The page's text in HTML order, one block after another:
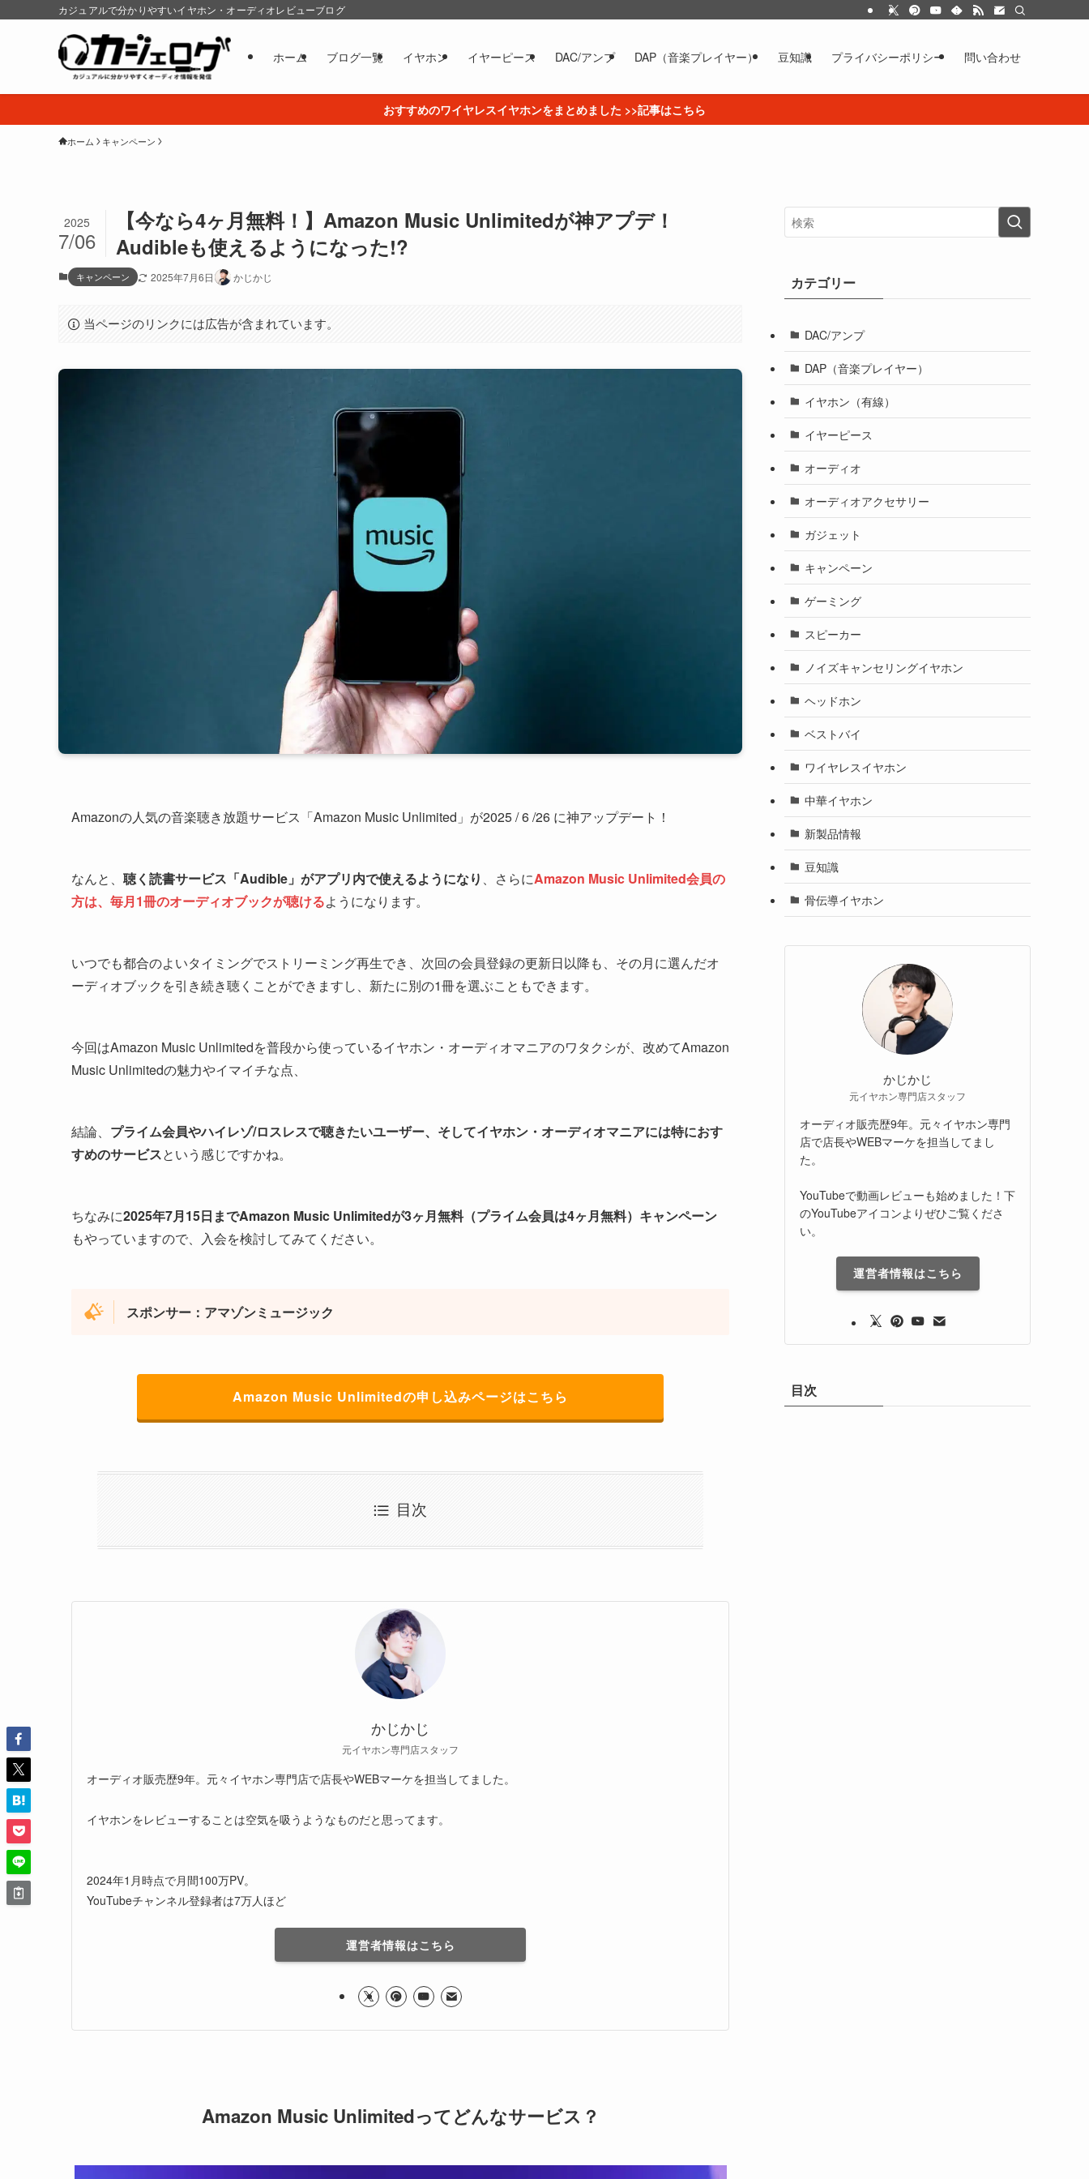
カジュアルで分かりやすいイヤホン・オーディオレビューブログ
ホーム ブログ一覧 イヤホン イヤーピース DAC/アンプ DAP（音楽プレイヤー） 豆知識 プライバシーポリシー 問い合わせ
おすすめのワイヤレスイヤホンをまとめました >>記事はこちら
ホーム キャンペーン
【今なら4ヶ月無料！】Amazon Music Unlimitedが神アプデ！
Audibleも使えるようになった!?
2025
7/06
キャンペーン 2025年7月6日 かじかじ
当ページのリンクには広告が含まれています。
Amazonの人気の音楽聴き放題サービス「Amazon Music Unlimited」が2025 / 6 /26 に神アップデート！
なんと、 聴く読書サービス「Audible」がアプリ内で使えるようになり 、さらにAmazon Music Unlimited会員の
方は、毎月1冊のオーディオブックが聴けるようになります。
いつでも都合のよいタイミングでストリーミング再生でき、次回の会員登録の更新日以降も、その月に選んだオ
ーディオブックを引き続き聴くことができますし、新たに別の1冊を選ぶこともできます。
今回はAmazon Music Unlimitedを普段から使っているイヤホン・オーディオマニアのワタクシが、改めてAmazon
Music Unlimitedの魅力やイマイチな点、
結論、 プライム会員やハイレゾ/ロスレスで聴きたいユーザー、そしてイヤホン・オーディオマニアには特におす
すめのサービスという感じですかね。
ちなみに2025年7月15日までAmazon Music Unlimitedが3ヶ月無料（プライム会員は4ヶ月無料）キャンペーン
もやっていますので、入会を検討してみてください。
スポンサー：アマゾンミュージック
Amazon Music Unlimitedの申し込みページはこちら
目次
かじかじ
元イヤホン専門店スタッフ
オーディオ販売歴9年。元々イヤホン専門店で店長やWEBマーケを担当してました。
イヤホンをレビューすることは空気を吸うようなものだと思ってます。
2024年1月時点で月間100万PV。
YouTubeチャンネル登録者は7万人ほど
運営者情報はこちら
Amazon Music Unlimitedってどんなサービス？
カテゴリー
DAC/アンプ
DAP（音楽プレイヤー）
イヤホン（有線）
イヤーピース
オーディオ
オーディオアクセサリー
ガジェット
キャンペーン
ゲーミング
スピーカー
ノイズキャンセリングイヤホン
ヘッドホン
ベストバイ
ワイヤレスイヤホン
中華イヤホン
新製品情報
豆知識
骨伝導イヤホン
かじかじ
元イヤホン専門店スタッフ
オーディオ販売歴9年。元々イヤホン専門
店で店長やWEBマーケを担当してまし
た。
YouTubeで動画レビューも始めました！下
のYouTubeアイコンよりぜひご覧くださ
い。
運営者情報はこちら
目次